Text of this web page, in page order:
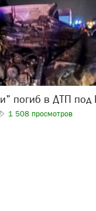
погиб в ДТП под
1 508 просмотров